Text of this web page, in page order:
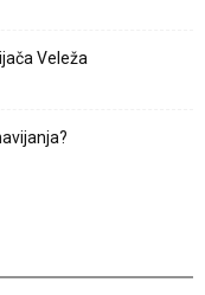
Veleža